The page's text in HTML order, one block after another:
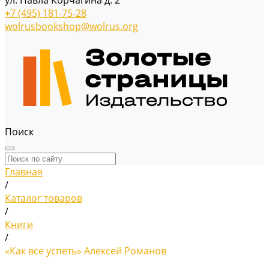
+7 (495) 181-75-28
wolrusbookshop@wolrus.org
Поиск
Главная
/
Каталог товаров
/
Книги
/
«Как все успеть» Алексей Романов